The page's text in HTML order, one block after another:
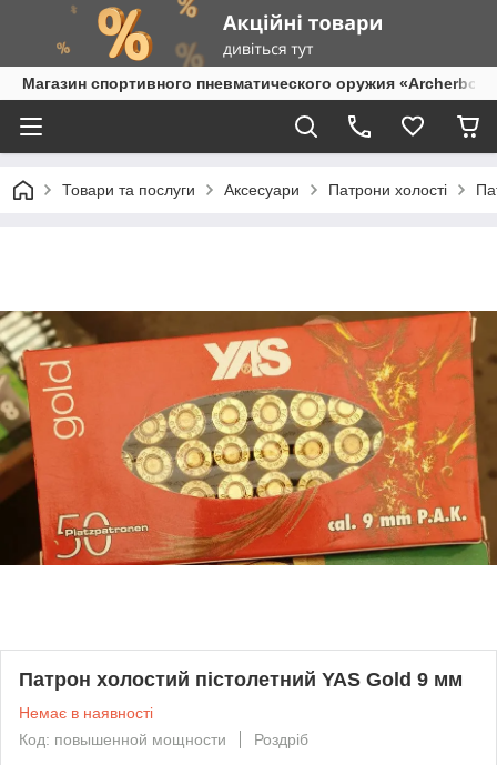
Магазин спортивного пневматического оружия
Товари та послуги Аксесуари Патрони холості
Патрон холостий пістолетний YAS Gold 9 мм
Немає в наявності
Код: повышенной мощности
Роздріб